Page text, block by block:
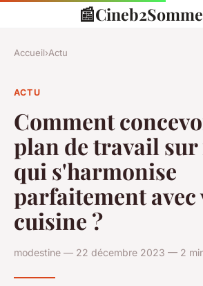
📰Cineb2Somme
Accueil›Actu
ACTU
Comment
plan de travail sur
qui s'harmonise
parfaitement avec
cuisine ?
modestine — 22 décembre 2023 — 2